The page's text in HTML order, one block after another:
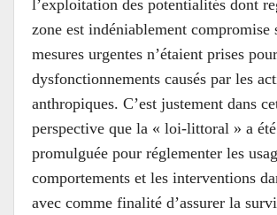
l’exploitation des potentialités dont
zone est indéniablement compromise
mesures urgentes n’étaient prises
dysfonctionnements causés par les
anthropiques. C’est justement dans
perspective que la « loi-littoral » a
promulguée pour réglementer les
comportements et les interventions
avec comme finalité d’assurer la